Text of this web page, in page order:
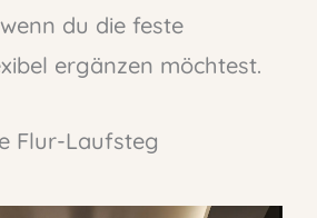
du die feste
ergänzen möchtest.
Flur-Laufsteg